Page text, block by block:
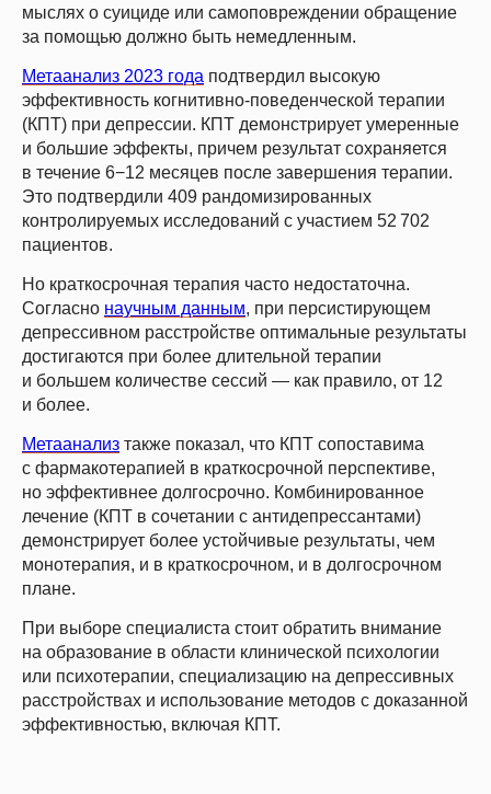
мыслях о суициде или самоповреждении обращение
за помощью должно быть немедленным.
Метаанализ 2023 года подтвердил высокую
эффективность когнитивно-поведенческой терапии
(КПТ) при депрессии. КПТ демонстрирует умеренные
и большие эффекты, причем результат сохраняется
в течение 6−12 месяцев после завершения терапии.
Это подтвердили 409 рандомизированных
контролируемых исследований с участием 52 702
пациентов.
Но краткосрочная терапия часто недостаточна.
Согласно научным данным, при персистирующем
депрессивном расстройстве оптимальные результаты
достигаются при более длительной терапии
и большем количестве сессий — как правило, от 12
и более.
Метаанализ также показал, что КПТ сопоставима
с фармакотерапией в краткосрочной перспективе,
но эффективнее долгосрочно. Комбинированное
лечение (КПТ в сочетании с антидепрессантами)
демонстрирует более устойчивые результаты, чем
монотерапия, и в краткосрочном, и в долгосрочном
плане.
При выборе специалиста стоит обратить внимание
на образование в области клинической психологии
или психотерапии, специализацию на депрессивных
расстройствах и использование методов с доказанной
эффективностью, включая КПТ.